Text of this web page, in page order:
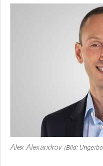
Alex Alexandrov (Bild: